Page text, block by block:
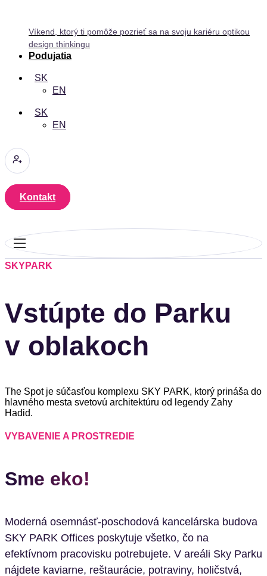
Víkend, ktorý ti pomôže pozrieť sa na svoju kariéru optikou
design thinkingu
Podujatia
SK
EN
SK
EN
Kontakt
SKYPARK
Vstúpte do Parku
v oblakoch
The Spot je súčasťou komplexu SKY PARK, ktorý prináša do
hlavného mesta svetovú architektúru od legendy Zahy
Hadid.
VYBAVENIE A PROSTREDIE
Sme eko!
Moderná osemnásť-poschodová kancelárska budova
SKY PARK Offices poskytuje všetko, čo na
efektívnom pracovisku potrebujete. V areáli Sky Parku
nájdete kaviarne, reštaurácie, potraviny, holičstvá,